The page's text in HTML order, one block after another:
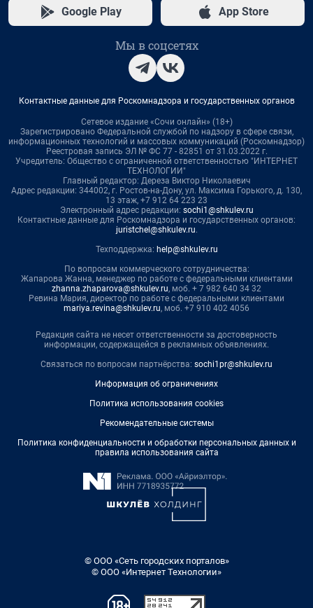
Google Play App Store
Мы в соцсетях
Контактные данные для Роскомнадзора и государственных органов
Сетевое издание «Сочи онлайн» (18+)
Зарегистрировано Федеральной службой по надзору в сфере связи,
информационных технологий и массовых коммуникаций (Роскомнадзор)
Реестровая запись ЭЛ № ФС 77 - 82851 от 31.03.2022 г.
Учредитель: Общество с ограниченной ответственностью "ИНТЕРНЕТ
ТЕХНОЛОГИИ"
Главный редактор: Дереза Виктор Николаевич
Адрес редакции: 344002, г. Ростов-на-Дону, ул. Максима Горького, д. 130,
13 этаж, +7 912 64 223 23
Электронный адрес редакции: sochi1@shkulev.ru
Контактные данные для Роскомнадзора и государственных органов:
juristchel@shkulev.ru.
Техподдержка: help@shkulev.ru
По вопросам коммерческого сотрудничества:
Жапарова Жанна, менеджер по работе с федеральными клиентами
zhanna.zhaparova@shkulev.ru, моб. + 7 982 640 34 32
Ревина Мария, директор по работе с федеральными клиентами
mariya.revina@shkulev.ru, моб. +7 910 402 4056
Редакция сайта не несет ответственности за достоверность
информации, содержащейся в рекламных объявлениях.
Связаться по вопросам партнёрства: sochi1pr@shkulev.ru
Информация об ограничениях
Политика использования cookies
Рекомендательные системы
Политика конфиденциальности и обработки персональных данных и
правила использования сайта
© ООО «Сеть городских порталов»
© ООО «Интернет Технологии»